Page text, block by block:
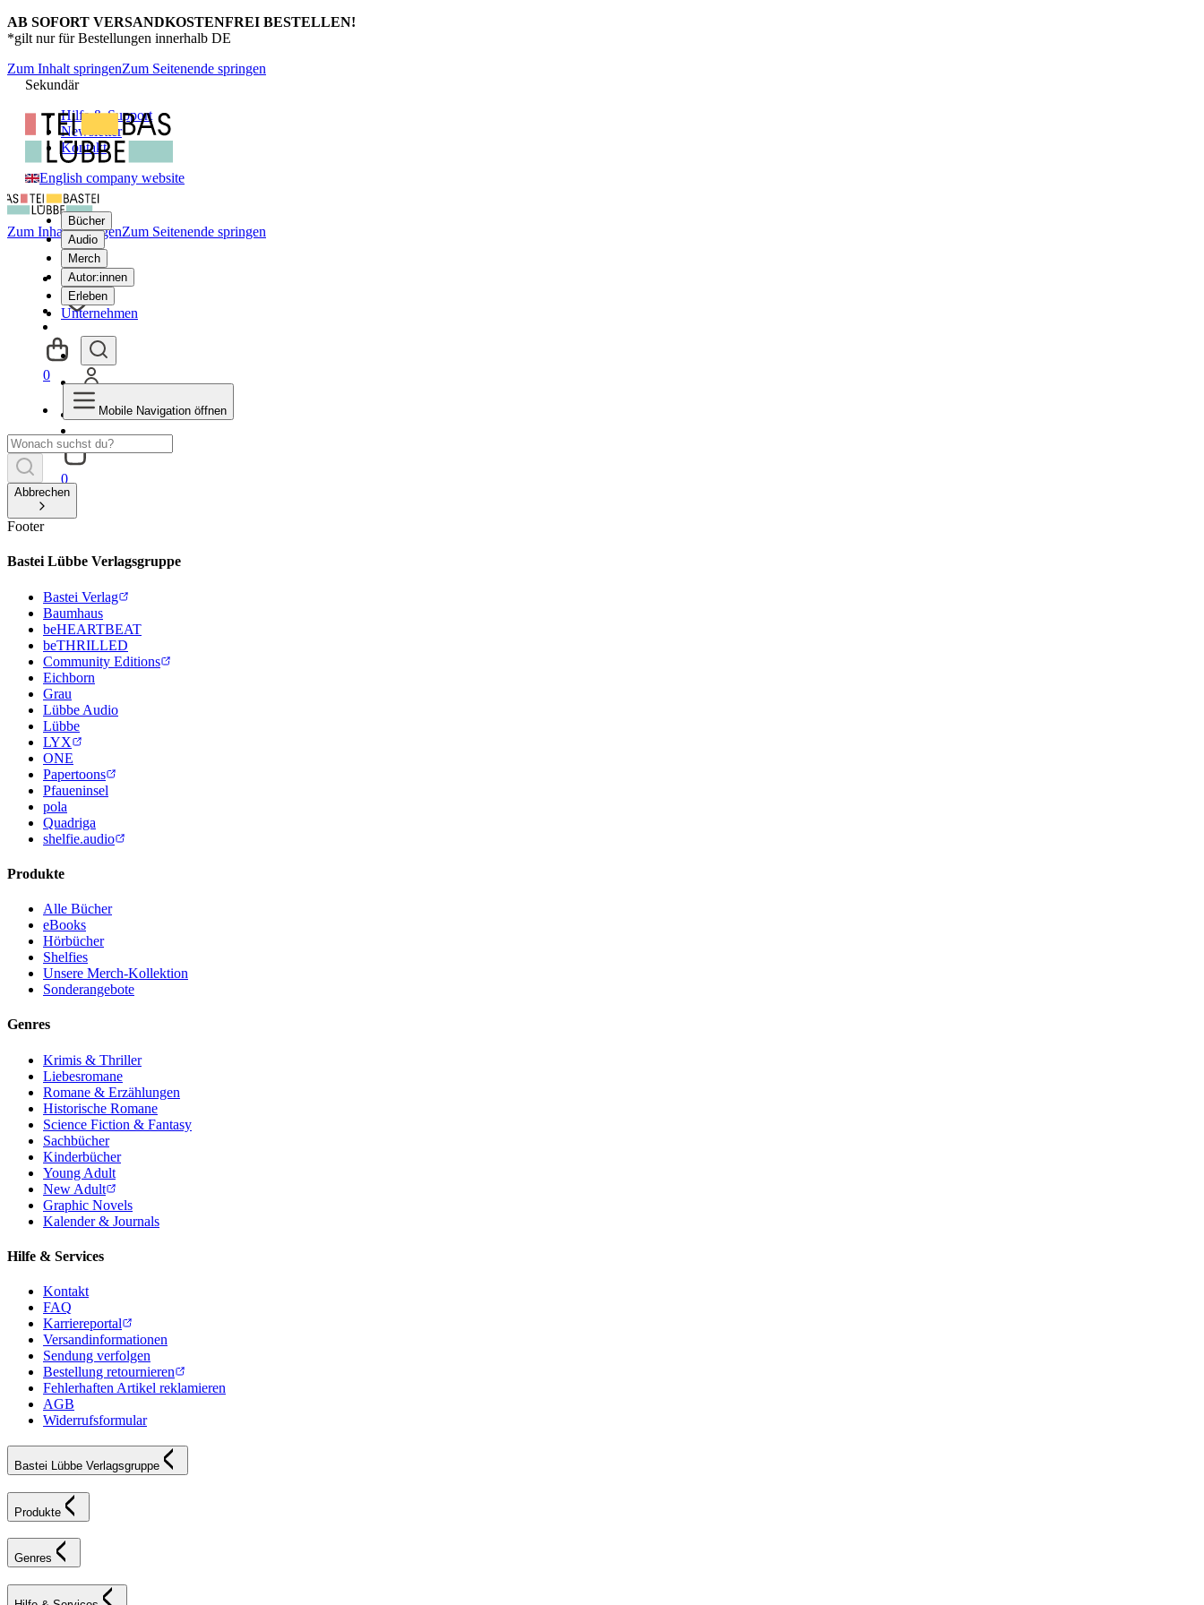
AB SOFORT VERSANDKOSTENFREI BESTELLEN!
*gilt nur für Bestellungen innerhalb DE
Zum Inhalt springenZum Seitenende springen
Sekundär
Hilfe & Support
Newsletter
Kontakt
English company website
Bücher
Audio
Merch
Autor:innen
Erleben
Unternehmen
0
Zum Inhalt springenZum Seitenende springen
0
Mobile Navigation öffnen
Abbrechen
Footer
Bastei Lübbe Verlagsgruppe
Bastei Verlag
Baumhaus
beHEARTBEAT
beTHRILLED
Community Editions
Eichborn
Grau
Lübbe Audio
Lübbe
LYX
ONE
Papertoons
Pfaueninsel
pola
Quadriga
shelfie.audio
Produkte
Alle Bücher
eBooks
Hörbücher
Shelfies
Unsere Merch-Kollektion
Sonderangebote
Genres
Krimis & Thriller
Liebesromane
Romane & Erzählungen
Historische Romane
Science Fiction & Fantasy
Sachbücher
Kinderbücher
Young Adult
New Adult
Graphic Novels
Kalender & Journals
Hilfe & Services
Kontakt
FAQ
Karriereportal
Versandinformationen
Sendung verfolgen
Bestellung retournieren
Fehlerhaften Artikel reklamieren
AGB
Widerrufsformular
Bastei Lübbe Verlagsgruppe
Produkte
Genres